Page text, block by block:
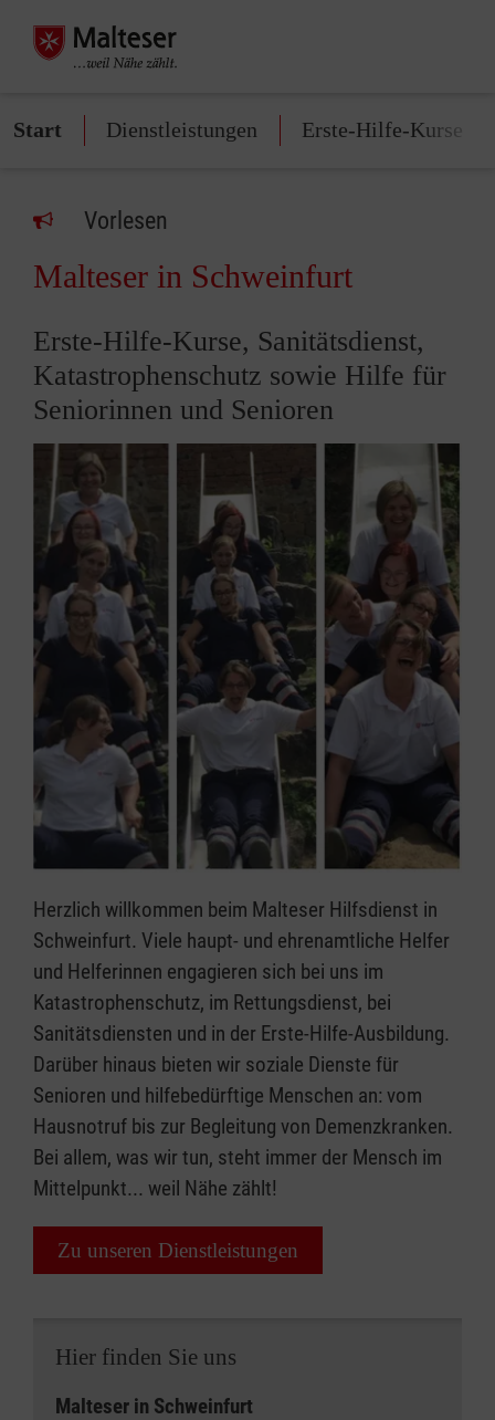
Start Dienstleistungen Erste-Hilfe-Kurse
Vorlesen
Malteser in Schweinfurt
Erste-Hilfe-Kurse, Sanitätsdienst,
Katastrophenschutz sowie Hilfe für
Seniorinnen und Senioren
Herzlich willkommen beim Malteser Hilfsdienst in
Schweinfurt. Viele haupt- und ehrenamtliche Helfer
und Helferinnen engagieren sich bei uns im
Katastrophenschutz, im Rettungsdienst, bei
Sanitätsdiensten und in der Erste-Hilfe-Ausbildung.
Darüber hinaus bieten wir soziale Dienste für
Senioren und hilfebedürftige Menschen an: vom
Hausnotruf bis zur Begleitung von Demenzkranken.
Bei allem, was wir tun, steht immer der Mensch im
Mittelpunkt... weil Nähe zählt!
Zu unseren Dienstleistungen
Hier finden Sie uns
Malteser in Schweinfurt